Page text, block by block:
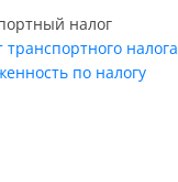
налог
транспортного налога
по налогу